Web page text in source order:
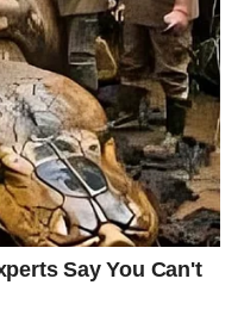
period tokom kojeg
koje